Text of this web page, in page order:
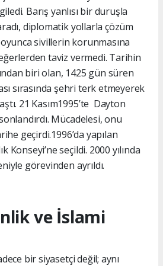
Barış yanlısı bir duruşla
diplomatik yollarla çözüm
sivillerin korunmasına
taviz vermedi. Tarihin
biri olan, 1425 gün süren
sırasında şehri terk etmeyerek
21 Kasım1995’te Dayton
Mücadelesi, onu
geçirdi.1996’da yapılan
Konseyi’ne seçildi. 2000 yılında
görevinden ayrıldı.
ve İslami
bir siyasetçi değil; aynı